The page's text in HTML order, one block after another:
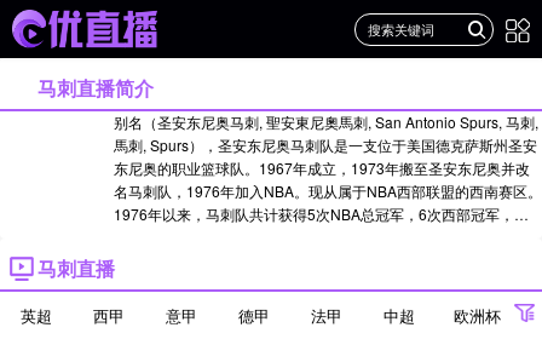
马刺直播简介
别名（圣安东尼奥马刺, 聖安東尼奧馬刺, San Antonio Spurs, 马刺,
馬刺, Spurs），圣安东尼奥马刺队是一支位于美国德克萨斯州圣安
东尼奥的职业篮球队。1967年成立，1973年搬至圣安东尼奥并改
名马刺队，1976年加入NBA。现从属于NBA西部联盟的西南赛区。
1976年以来，马刺队共计获得5次NBA总冠军，6次西部冠军，以
点击查看>>
>>19-20赛季名单>>18-19赛季名单>>17-18赛季名单
马刺直播
英超 西甲 意甲 德甲 法甲 中超
欧洲杯